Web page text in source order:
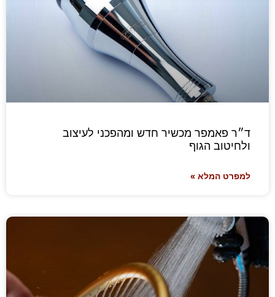
ד״ר פאמפר מכשיר חדש ומהפכני לעיצוב
ולחיטוב הגוף
למפרט המלא »